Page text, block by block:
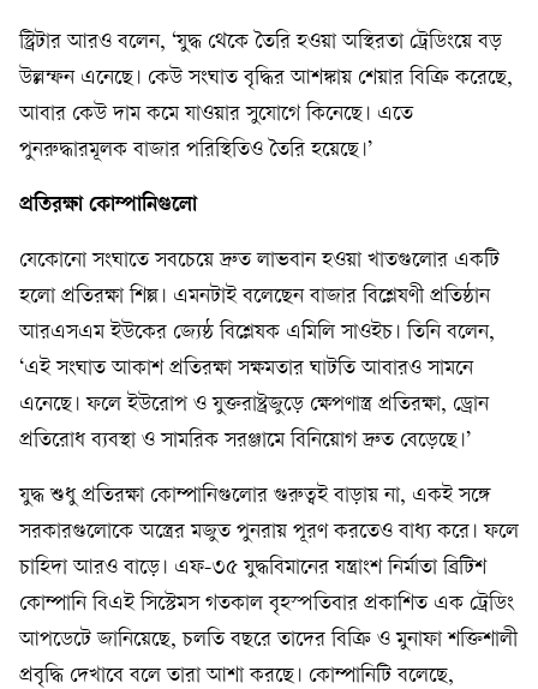
স্ট্রিটার আরও বলেন, ‘যুদ্ধ থেকে তৈরি হওয়া অস্থিরতা ট্রেডিংয়ে বড়
উল্লম্ফন এনেছে। কেউ সংঘাত বৃদ্ধির আশঙ্কায় শেয়ার বিক্রি করেছে,
আবার কেউ দাম কমে যাওয়ার সুযোগে কিনেছে। এতে
পুনরুদ্ধারমূলক বাজার পরিস্থিতিও তৈরি হয়েছে।’
প্রতিরক্ষা কোম্পানিগুলো
যেকোনো সংঘাতে সবচেয়ে দ্রুত লাভবান হওয়া খাতগুলোর একটি
হলো প্রতিরক্ষা শিল্প। এমনটাই বলেছেন বাজার বিশ্লেষণী প্রতিষ্ঠান
আরএসএম ইউকের জ্যেষ্ঠ বিশ্লেষক এমিলি সাওইচ। তিনি বলেন,
‘এই সংঘাত আকাশ প্রতিরক্ষা সক্ষমতার ঘাটতি আবারও সামনে
এনেছে। ফলে ইউরোপ ও যুক্তরাষ্ট্রজুড়ে ক্ষেপণাস্ত্র প্রতিরক্ষা, ড্রোন
প্রতিরোধ ব্যবস্থা ও সামরিক সরঞ্জামে বিনিয়োগ দ্রুত বেড়েছে।’
যুদ্ধ শুধু প্রতিরক্ষা কোম্পানিগুলোর গুরুত্বই বাড়ায় না, একই সঙ্গে
সরকারগুলোকে অস্ত্রের মজুত পুনরায় পূরণ করতেও বাধ্য করে। ফলে
চাহিদা আরও বাড়ে। এফ-৩৫ যুদ্ধবিমানের যন্ত্রাংশ নির্মাতা ব্রিটিশ
কোম্পানি বিএই সিস্টেমস গতকাল বৃহস্পতিবার প্রকাশিত এক ট্রেডিং
আপডেটে জানিয়েছে, চলতি বছরে তাদের বিক্রি ও মুনাফা শক্তিশালী
প্রবৃদ্ধি দেখাবে বলে তারা আশা করছে। কোম্পানিটি বলেছে,